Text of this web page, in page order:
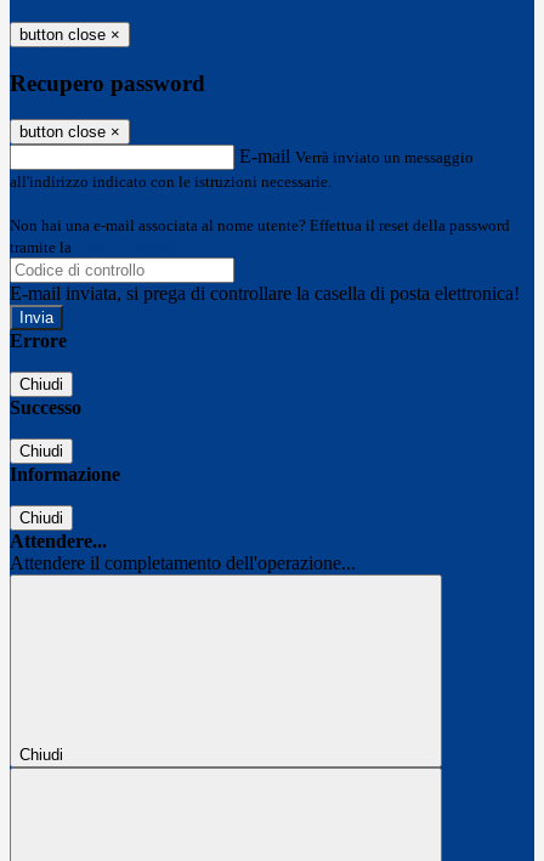
button close ×
Recupero password
button close ×
E-mail Verrà inviato un messaggio
all'indirizzo indicato con le istruzioni necessarie.
Non hai una e-mail associata al nome utente? Effettua il reset della password
tramite la
E-mail inviata, si prega di controllare la casella di posta elettronica!
Errore
Chiudi
Successo
Chiudi
Informazione
Chiudi
Attendere...
Attendere il completamento dell'operazione...
Chiudi